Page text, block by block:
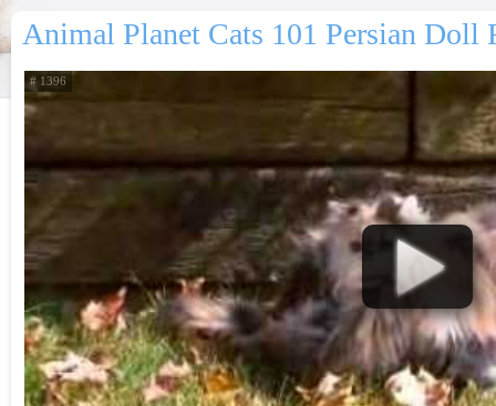
Animal Planet Cats 101 Persian
# 1396